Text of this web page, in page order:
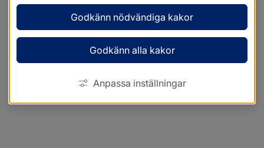
Godkänn nödvändiga kakor
Godkänn alla kakor
Anpassa inställningar